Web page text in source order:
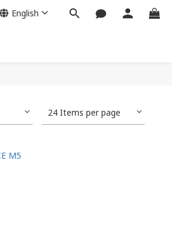
English
24 Items per page